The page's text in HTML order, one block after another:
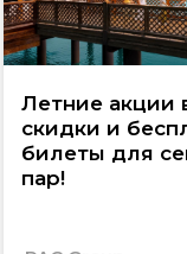
Летние акции
скидки и
билеты для
пар!